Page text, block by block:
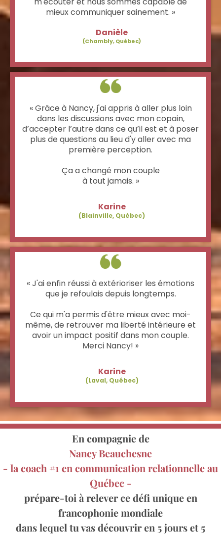
mieux communiquer sainement. »
Danièle
(Chambly, Québec)
« Grâce à Nancy, j'ai appris à aller plus loin
dans les discussions avec mon copain,
d’accepter l’autre dans ce qu’il est et à poser
plus de questions au lieu d'y aller avec ma
première perception.
Ça a changé mon couple
à tout jamais. »
Karine
(Blainville, Québec)
« J'ai enfin réussi à extérioriser les émotions
que je refoulais depuis longtemps.
Ce qui m'a permis d'être mieux avec moi-
même, de retrouver ma liberté intérieure et
avoir un impact positif dans mon couple.
Merci Nancy! »
Karine
(Laval, Québec)
En compagnie de
Nancy Beauchesne
- la coach #1 en communication relationnelle au
Québec -
prépare-toi à relever ce défi unique en
francophonie mondiale
dans lequel tu vas découvrir en 5 jours et 5